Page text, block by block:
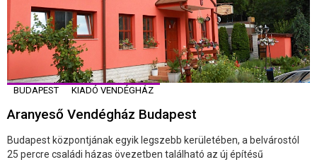
BUDAPEST KIADÓ VENDÉGHÁZ
Aranyeső Vendégház Budapest
Budapest központjának egyik legszebb kerületében, a belvárostól
25 percre családi házas övezetben található az új építésű